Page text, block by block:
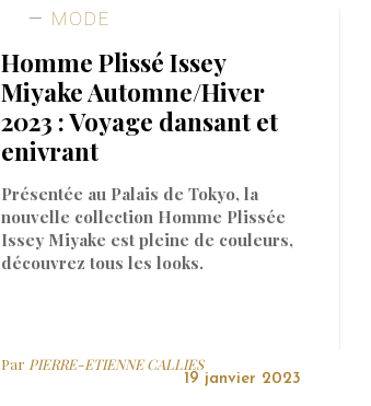
MODE
Homme Plissé Issey
Miyake Automne/Hiver
2023 : Voyage dansant et
enivrant
Présentée au Palais de Tokyo, la
nouvelle collection Homme Plissée
Issey Miyake est pleine de couleurs,
découvrez tous les looks.
Par PIERRE-ETIENNE CALLIES
19 janvier 2023